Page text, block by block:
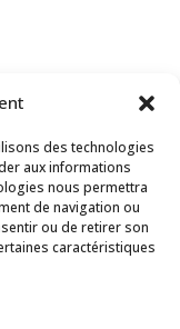
des technologies
aux informations
nous permettra
de navigation ou
ou de retirer son
caractéristiques
santé aide à